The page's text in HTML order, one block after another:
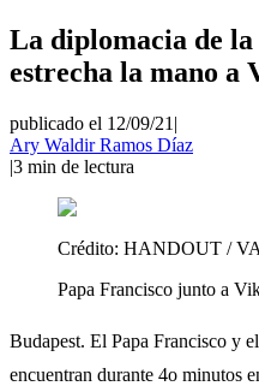
La diplomacia de la
estrecha la mano a
publicado el 12/09/21 |
Ary Waldir Ramos Díaz
|3 min de lectura
Crédito: HANDOUT /
Papa Francisco junto a
Budapest. El Papa Francisco y
encuentran durante 4o minutos